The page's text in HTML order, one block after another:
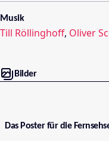
Musik
Till Röllinghoff, Oliver
Bilder
Das Poster für die